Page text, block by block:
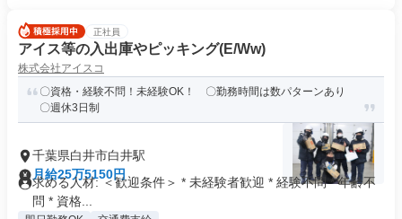
正社員
アイス等の入出庫やピッキング(E/Ww)
株式会社アイスコ
〇資格・経験不問！未経験OK！ 〇勤務時間は数パターンあり
〇週休3日制
千葉県白井市白井駅
月給25万5150円
求める人材: ＜歓迎条件＞ * 未経験者歓迎 * 経験不問 * 年齢不
問 * 資格...